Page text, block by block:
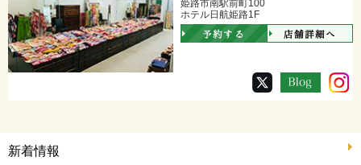
姫路市南駅前町100
ホテル日航姫路1F
予約する 店舗詳細へ
新着情報